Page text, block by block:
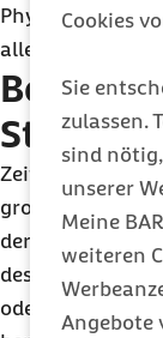
Cookies
Sie
zulassen.
sind
unserer
Meine
weiteren
Angebote
allerdings nicht
Stärke
Zeitgleich zu
großen
der
des Umbruchs.
oder ziehen